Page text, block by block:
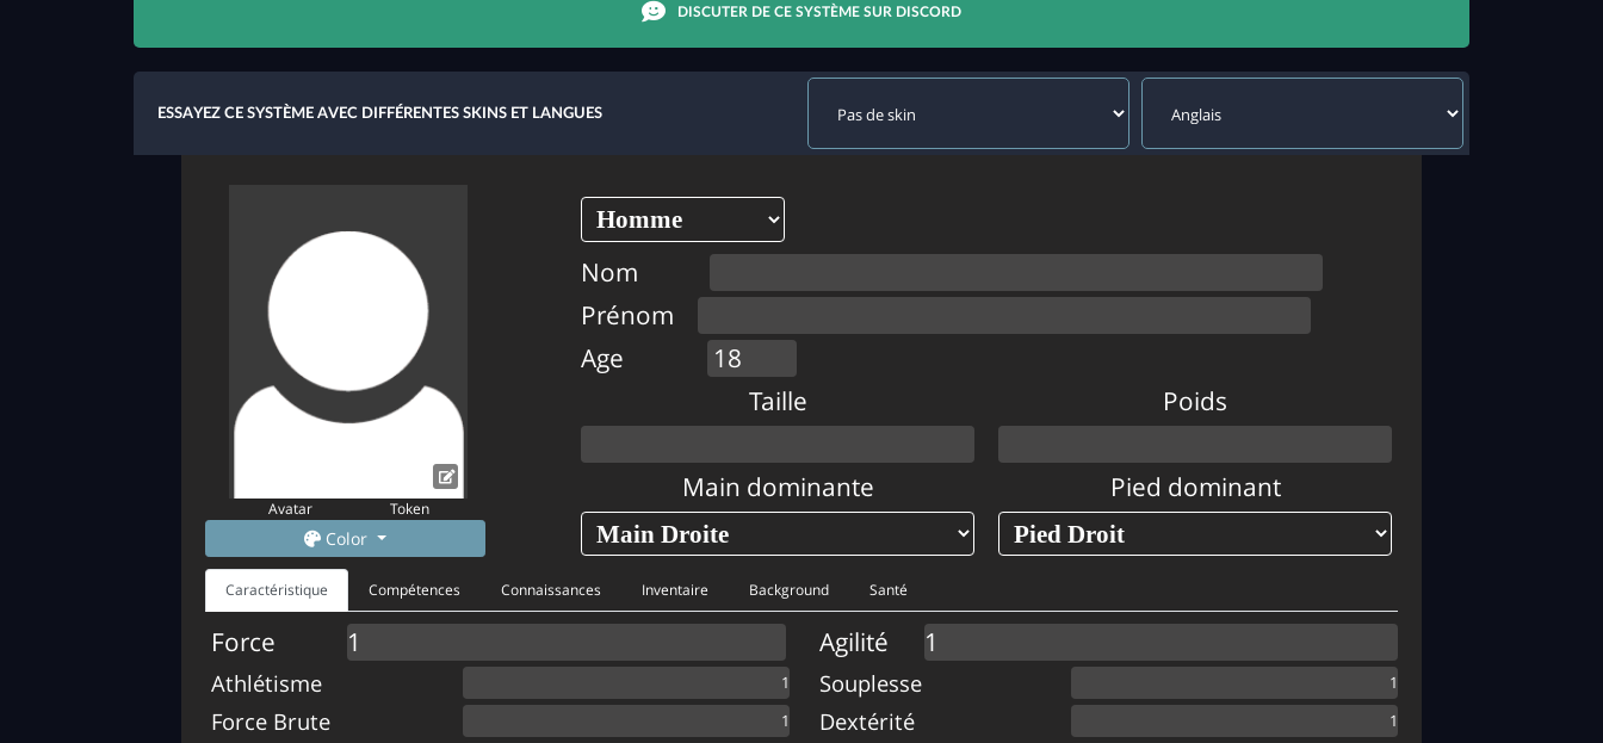
DISCUTER DE CE SYSTÈME SUR DISCORD
ESSAYEZ CE SYSTÈME AVEC DIFFÉRENTES SKINS ET LANGUES
Avatar Token
Color
Nom
Prénom
Age
Taille
Poids
Main dominante Pied dominant
Caractéristique Compétences Connaissances Inventaire Background Santé
Force
Athlétisme
Force Brute
Agilité
Souplesse
Dextérité